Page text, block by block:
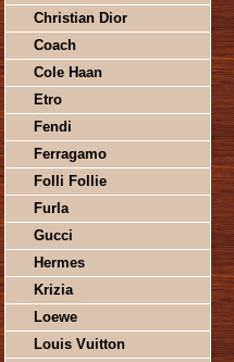
Christian Dior
Coach
Cole Haan
Etro
Fendi
Ferragamo
Folli Follie
Furla
Gucci
Hermes
Krizia
Loewe
Louis Vuitton